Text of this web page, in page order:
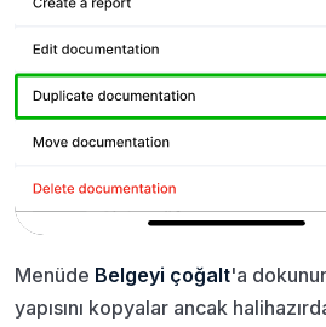
Menüde Belgeyi çoğalt'a
yapısını kopyalar ancak